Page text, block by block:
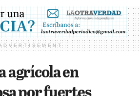
agrícola en
por fuertes